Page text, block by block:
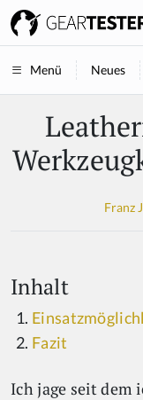
Menü Neues
Franz
Inhalt
Fazit
Ich jage seit dem